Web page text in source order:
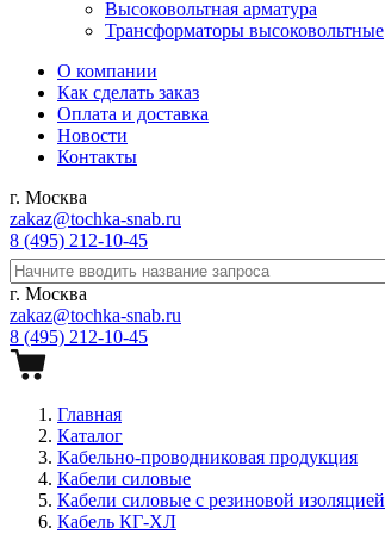
Высоковольтная арматура
Трансформаторы высоковольтные
О компании
Как сделать заказ
Оплата и доставка
Новости
Контакты
г. Москва
zakaz@tochka-snab.ru
8 (495) 212-10-45
г. Москва
zakaz@tochka-snab.ru
8 (495) 212-10-45
Главная
Каталог
Кабельно-проводниковая продукция
Кабели силовые
Кабели силовые с резиновой изоляцией
Кабель КГ-ХЛ